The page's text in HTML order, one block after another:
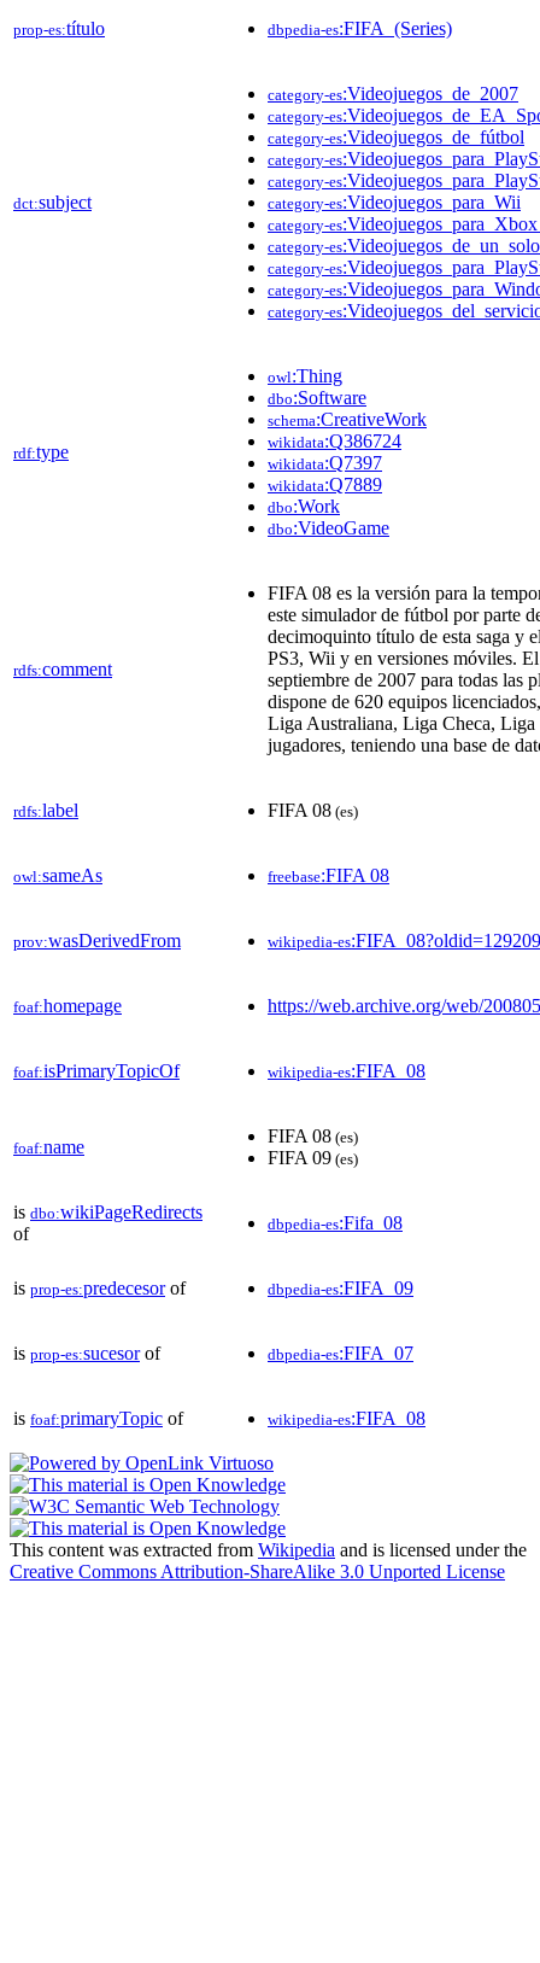
prop-es:título dbpedia-es:FIFA_(Series)
dct:subject
category-es:Videojuegos_de_2007
category-es
category-es:Videojuegos_de_fútbol
category-es
category-es
category-es:Videojuegos_para_Wii
category-es
category-es
category-es
category-es
category-es
rdf:type
owl:Thing
dbo:Software
schema:CreativeWork
wikidata:Q386724
wikidata:Q7397
wikidata:Q7889
dbo:Work
dbo:VideoGame
rdfs:comment
FIFA 08 es la versión para la
este simulador de fútbol por parte
decimoquinto título de esta saga y
PS3, Wii y en versiones móviles.
septiembre de 2007 para todas las
dispone de 620 equipos
Liga Australiana, Liga Checa, Liga
jugadores, teniendo una base de
rdfs:label FIFA 08 (es)
owl:sameAs freebase:FIFA 08
prov:wasDerivedFrom wikipedia-es
foaf:homepage https://web.archive.org/web/
foaf:isPrimaryTopicOf wikipedia-es:FIFA_08
foaf:name
FIFA 08 (es)
FIFA 09 (es)
is dbo:wikiPageRedirects
of
dbpedia-es:Fifa_08
is prop-es:predecesorof dbpedia-es:FIFA_09
is prop-es:sucesorof dbpedia-es:FIFA_07
is foaf:primaryTopic of wikipedia-es:FIFA_08
This content was extracted from Wikipedia and is licensed under the
Creative Commons Attribution-ShareAlike 3.0 Unported License